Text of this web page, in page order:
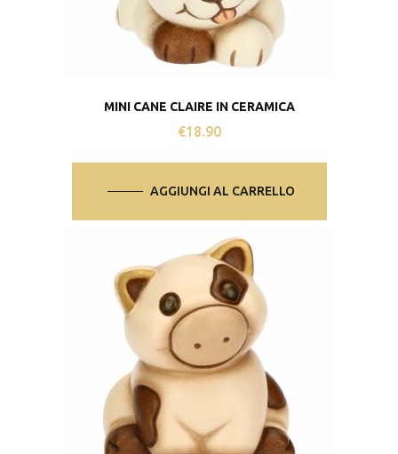
MINI CANE CLAIRE IN CERAMICA
€18.90
AGGIUNGI AL CARRELLO